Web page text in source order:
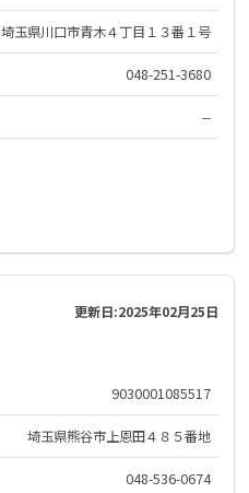
埼玉県川口市青木４丁目１３番１号
048-251-3680
--
更新日:2025年02月25日
9030001085517
埼玉県熊谷市上恩田４８５番地
048-536-0674